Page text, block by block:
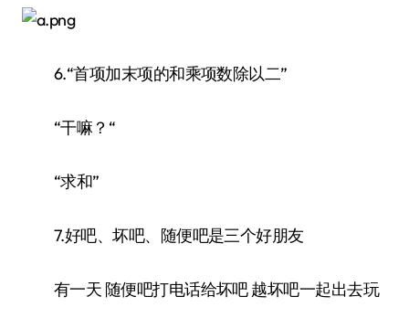
6.“首项加末项的和乘项数除以二”
“干嘛？“
“求和”
7.好吧、坏吧、随便吧是三个好朋友
有一天 随便吧打电话给坏吧 越坏吧一起出去玩